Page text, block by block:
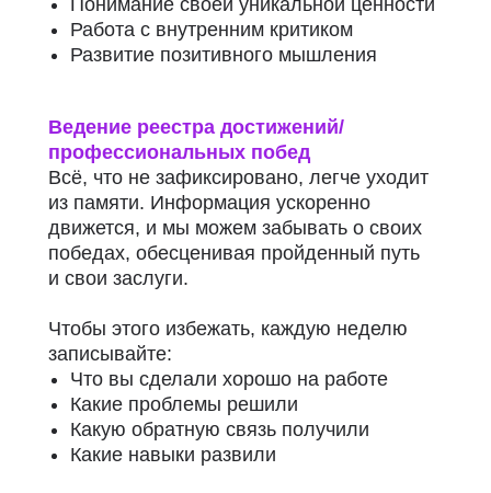
Понимание своей уникальной ценности
Работа с внутренним критиком
Развитие позитивного мышления
Ведение реестра достижений/
профессиональных побед
Всё, что не зафиксировано, легче уходит
из памяти. Информация ускоренно
движется, и мы можем забывать о своих
победах, обесценивая пройденный путь
и свои заслуги.
Чтобы этого избежать, каждую неделю
записывайте:
Что вы сделали хорошо на работе
Какие проблемы решили
Какую обратную связь получили
Какие навыки развили